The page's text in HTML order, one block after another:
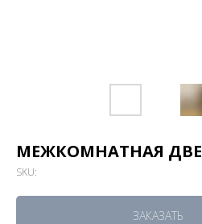
МЕЖКОМНАТНАЯ
SKU:
ЗАКАЗАТЬ